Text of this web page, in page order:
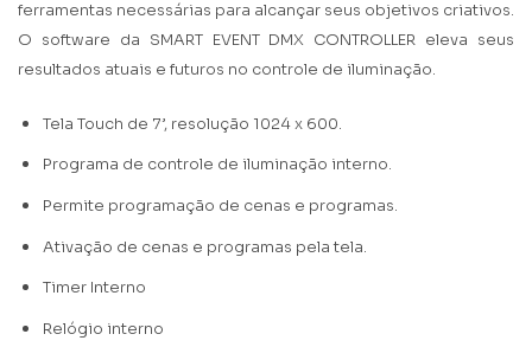
ferramentas necessárias para alcançar seus objetivos criativos.
O software da SMART EVENT DMX CONTROLLER eleva seus
resultados atuais e futuros no controle de iluminação.
Tela Touch de 7’, resolução 1024 x 600.
Programa de controle de iluminação interno.
Permite programação de cenas e programas.
Ativação de cenas e programas pela tela.
Timer Interno
Relógio interno